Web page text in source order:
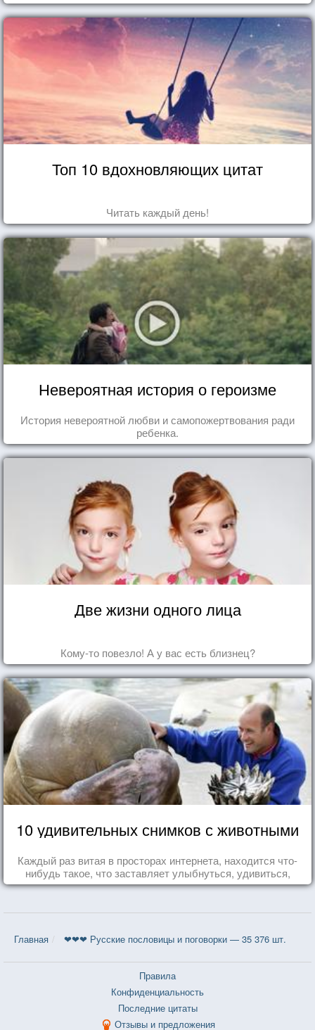
Топ 10 вдохновляющих цитат
Читать каждый день!
Невероятная история о героизме
История невероятной любви и самопожертвования ради
ребенка.
Две жизни одного лица
Кому-то повезло! А у вас есть близнец?
10 удивительных снимков с животными
Каждый раз витая в просторах интернета, находится что-
нибудь такое, что заставляет улыбнуться, удивиться,
восхититься...
Главная ❤❤❤ Русские пословицы и поговорки — 35 376 шт.
Правила
Конфиденциальность
Последние цитаты
Отзывы и предложения